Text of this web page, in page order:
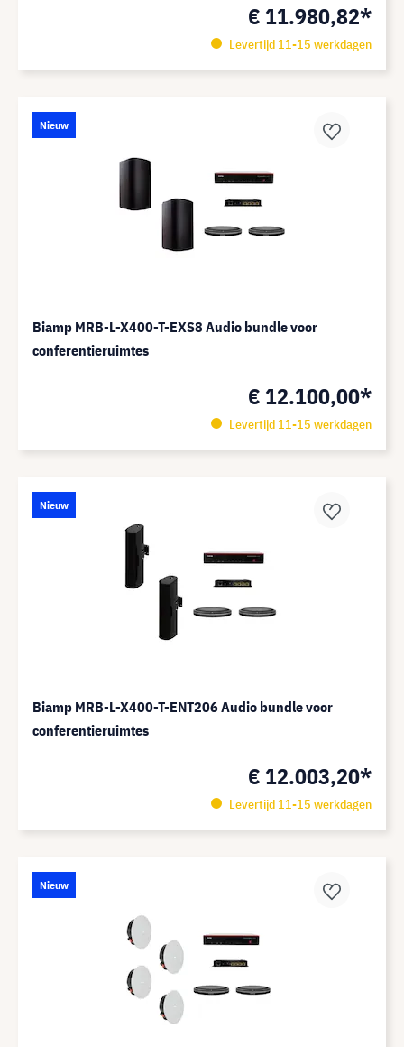
€ 11.980,82*
Levertijd 11-15 werkdagen
Nieuw
Biamp MRB-L-X400-T-EXS8 Audio bundle voor
conferentieruimtes
€ 12.100,00*
Levertijd 11-15 werkdagen
Nieuw
Biamp MRB-L-X400-T-ENT206 Audio bundle voor
conferentieruimtes
€ 12.003,20*
Levertijd 11-15 werkdagen
Nieuw